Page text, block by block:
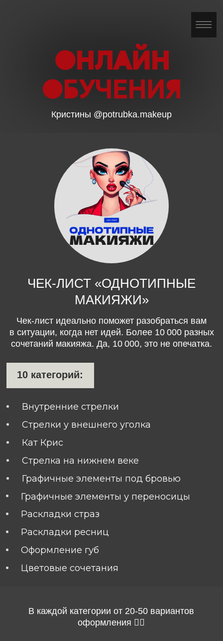
Кристины @potrubka.makeup
ЧЕК-ЛИСТ «ОДНОТИПНЫЕ
МАКИЯЖИ»
Чек-лист идеально поможет разобраться вам
в ситуации, когда нет идей. Более 10 000 разных
В каждой категории от 20-50 вариантов
4.490 ₽
1.990 ₽
Внутренние стрелки
Графичные элементы под бровью
Стрелки у внешнего уголка
Графичные элементы у переносицы
Кат Крис
Раскладки страз
Оформление губ
Цветовые сочетания
Купить чек-лист